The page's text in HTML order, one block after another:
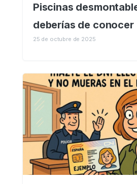
Piscinas
deberías de conocer
25 de octubre de 2025